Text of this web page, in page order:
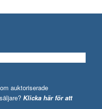
auktoriserade
Klicka här för att